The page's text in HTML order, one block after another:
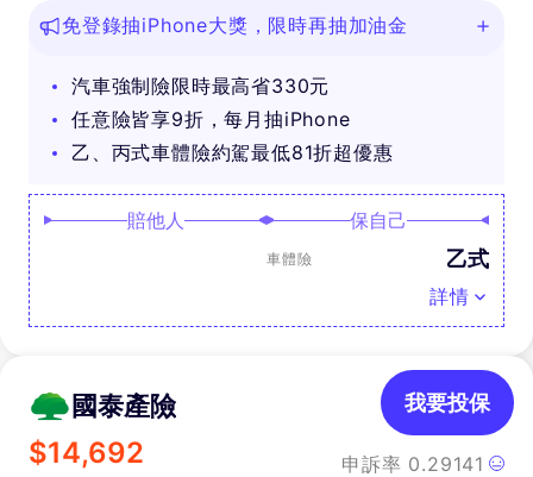
免登錄抽iPhone大獎，限時再抽加油金
汽車強制險限時最高省330元
任意險皆享9折，每月抽iPhone
乙、丙式車體險約駕最低81折超優惠
賠他人 保自己
車體險 乙式
詳情
國泰產險
$14,692 申訴率 0.29141
我要投保